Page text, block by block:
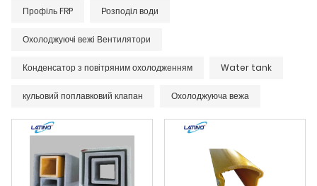
Профіль FRP Розподіл води
Охолоджуючі вежі Вентилятори
Конденсатор з повітряним охолодженням Water tank
кульовий поплавковий клапан Охолоджуюча вежа